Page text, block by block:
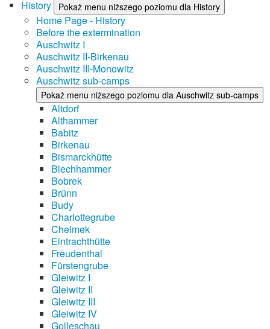
History
Pokaż menu niższego poziomu dla History
Home Page - History
Before the extermination
Auschwitz I
Auschwitz II-Birkenau
Auschwitz III-Monowitz
Auschwitz sub-camps
Pokaż menu niższego poziomu dla Auschwitz sub-camps
Altdorf
Althammer
Babitz
Birkenau
Bismarckhütte
Blechhammer
Bobrek
Brünn
Budy
Charlottegrube
Chelmek
Eintrachthütte
Freudenthal
Fürstengrube
Gleiwitz I
Gleiwitz II
Gleiwitz III
Gleiwitz IV
Golleschau